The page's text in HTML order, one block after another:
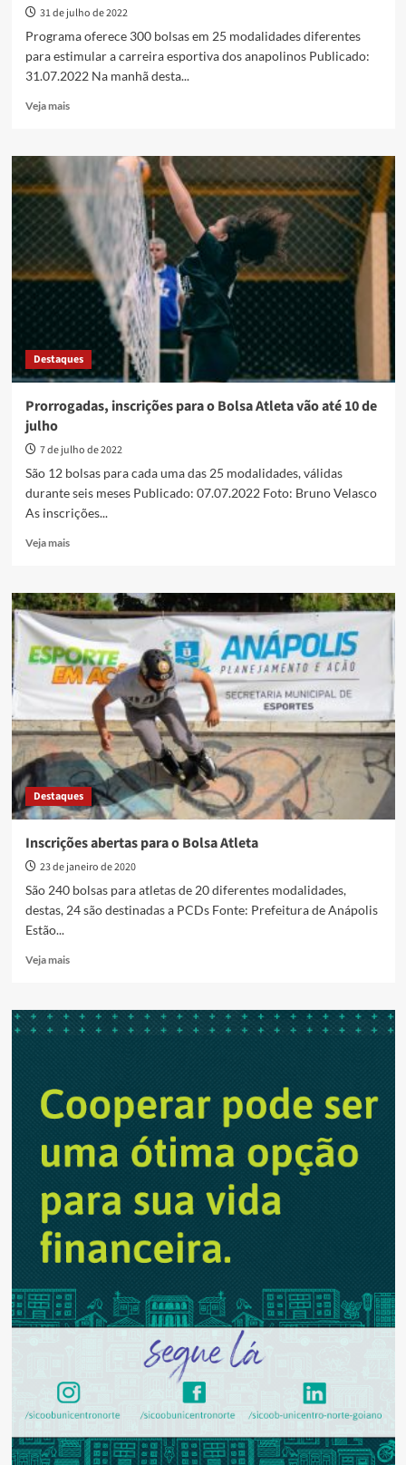
31 de julho de 2022
Programa oferece 300 bolsas em 25 modalidades diferentes
para estimular a carreira esportiva dos anapolinos Publicado:
31.07.2022 Na manhã desta...
Veja maisRead
Contemplados
o
Bolsa
Atleta
assinaram
Termo
de
Compromisso
Destaques
Prorrogadas, inscrições para o Bolsa Atleta vão até 10 de
julho
7 de julho de 2022
São 12 bolsas para cada uma das 25 modalidades, válidas
durante seis meses Publicado: 07.07.2022 Foto: Bruno Velasco
As inscrições...
Veja maisRead
Prorrogadas,
inscrições
o
Bolsa
Atleta
vão
até
10
de
julho
Destaques
Inscrições abertas para o Bolsa Atleta
23 de janeiro de 2020
São 240 bolsas para atletas de 20 diferentes modalidades,
destas, 24 são destinadas a PCDs Fonte: Prefeitura de Anápolis
Estão...
Veja maisRead
Inscrições
abertas
Atleta